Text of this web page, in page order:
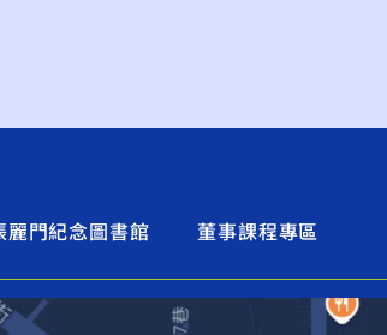
麗門紀念圖書館 董事課程專區